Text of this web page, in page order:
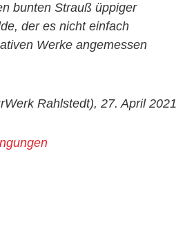
bunten Strauß üppiger
der es nicht einfach
Werke angemessen
Rahlstedt), 27. April 2021